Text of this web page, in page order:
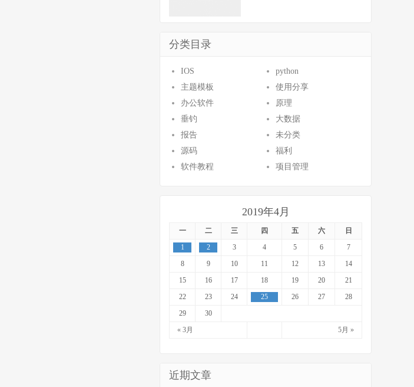
分类目录
IOS
python
主题模板
使用分享
办公软件
原理
垂钓
大数据
报告
未分类
源码
福利
软件教程
项目管理
2019年4月
一 二 三 四 五 六 日
« 3月 5月 »
1 2 3 4 5 6
7
8
9 10 11 12 13
14
15
16 17 18 19 20
21
22
23 24 25 26 27
28
29
30
近期文章